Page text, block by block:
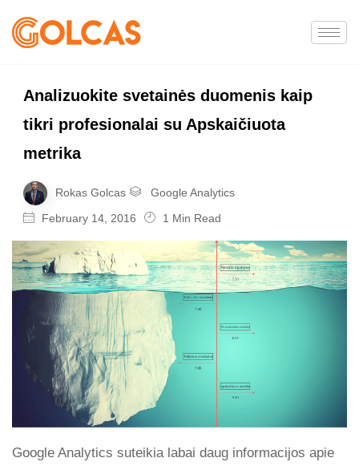
Analizuokite svetainės duomenis kaip
tikri profesionalai su Apskaičiuota
metrika
Rokas Golcas Google Analytics
February 14, 2016 1 Min Read
Google Analytics suteikia labai daug informacijos apie